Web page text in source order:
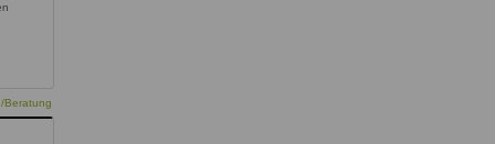
Beratung